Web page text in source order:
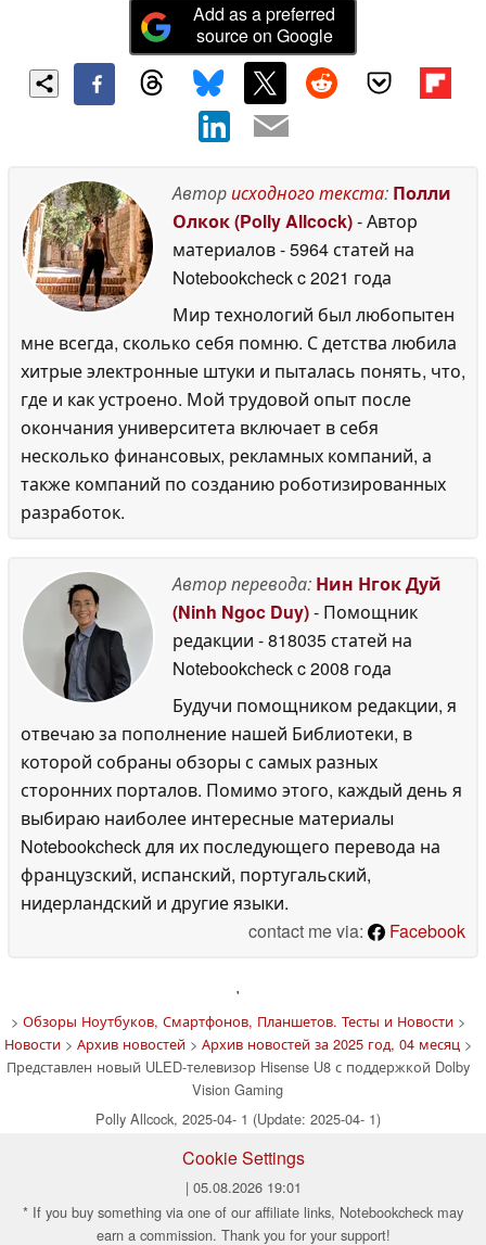
Add as a preferred
source on Google
Авторисходного текста: Полли
Олкок (Polly Allcock)- Автор
материалов- 5964 статей на
Notebookcheckc 2021 года
Мир технологий был любопытен
мне всегда, сколько себя помню. С детства любила
хитрые электронные штуки и пыталась понять, что,
где и как устроено. Мой трудовой опыт после
окончания университета включает в себя
несколько финансовых, рекламных компаний, а
также компаний по созданию роботизированных
разработок.
Автор перевода: Нин Нгок Дуй
(Ninh Ngoc Duy)- Помощник
редакции - 818035 статей на
Notebookcheckc 2008 года
Будучи помощником редакции, я
отвечаю за пополнение нашей Библиотеки, в
которой собраны обзоры с самых разных
сторонних порталов. Помимо этого, каждый день я
выбираю наиболее интересные материалы
Notebookcheck для их последующего перевода на
французский, испанский, португальский,
нидерландский и другие языки.
contact me via:
Facebook
'
> Обзоры Ноутбуков, Смартфонов, Планшетов. Тесты и Новости>
Новости> Архив новостей> Архив новостей за 2025 год, 04 месяц >
Представлен новый ULED-телевизор Hisense U8 с поддержкой Dolby
Vision Gaming
Polly Allcock, 2025-04- 1 (Update: 2025-04- 1)
Cookie Settings
| 05.08.2026 19:01
* If you buy something via one of our affiliate links, Notebookcheck may
earn a commission. Thank you for your support!